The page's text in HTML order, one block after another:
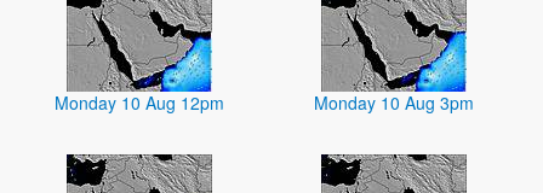
Monday 10 Aug 12pm Monday 10 Aug 3pm